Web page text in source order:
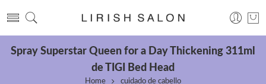
Spray Superstar Queen for a Day Thickening 311ml
de TIGI Bed Head
Home cuidado de cabello